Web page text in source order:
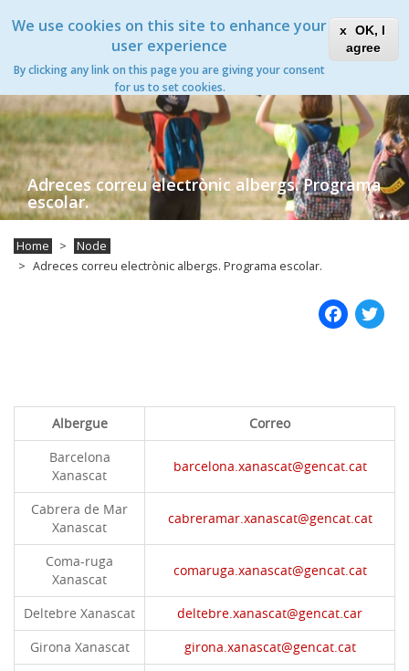
We use cookies on this site to enhance your
user experience
By clicking any link on this page you are giving your consent
for us to set cookies.
OK, I
agree
to
content
Toggle
Xanascat
Adreces correu electrònic albergs. Programa
escolar.
Home
Node
Adreces correu electrònic albergs. Programa escolar.
Albergue
Correo
Barcelona
Xanascat
barcelona.xanascat@gencat.cat
Cabrera de Mar
Xanascat
cabreramar.xanascat@gencat.cat
Coma-ruga
Xanascat
comaruga.xanascat@gencat.cat
Deltebre Xanascat
deltebre.xanascat@gencat.car
Girona Xanascat
girona.xanascat@gencat.cat